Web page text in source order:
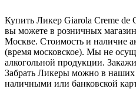
Купить Ликер Giarola Creme de
вы можете в розничных
Москве. Стоимость и наличие
(время московское). Мы не
алкогольной продукции.
Забрать Ликеры можно в наших
наличными или банковской